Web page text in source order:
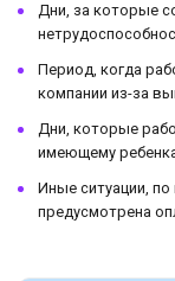
Дни, за которые
Период, когда
компании из-за
Дни, которые
имеющему
Иные ситуации,
предусмотрена